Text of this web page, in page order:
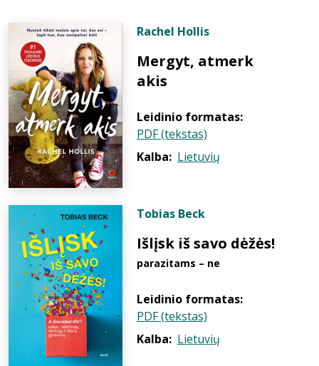
Rachel Hollis
Mergyt, atmerk
akis
Leidinio formatas:
PDF (tekstas)
Kalba: Lietuvių
Tobias Beck
Išlįsk iš savo dėžės!
parazitams – ne
Leidinio formatas:
PDF (tekstas)
Kalba: Lietuvių